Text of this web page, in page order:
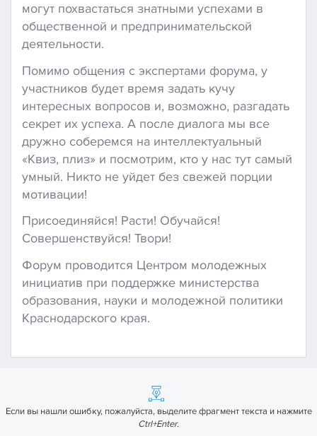
могут похвастаться знатными успехами в
общественной и предпринимательской
деятельности.
Помимо общения с экспертами форума, у
участников будет время задать кучу
интересных вопросов и, возможно, разгадать
секрет их успеха. А после диалога мы все
дружно соберемся на интеллектуальный
«Квиз, плиз» и посмотрим, кто у нас тут самый
умный. Никто не уйдет без свежей порции
мотивации!
Присоединяйся! Расти! Обучайся!
Совершенствуйся! Твори!
Форум проводится Центром молодежных
инициатив при поддержке министерства
образования, науки и молодежной политики
Краснодарского края.
Если вы нашли ошибку, пожалуйста, выделите фрагмент текста и нажмите
Ctrl+Enter.